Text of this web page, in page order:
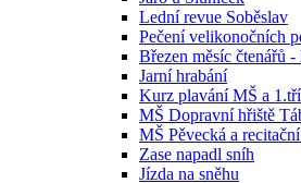
Lední revue Soběslav
Pečení velikonočních
Březen měsíc čtenářů
Jarní hrabání
Kurz plavání MŠ a
MŠ Dopravní hřiště
MŠ Pěvecká a
Zase napadl sníh
Jízda na sněhu